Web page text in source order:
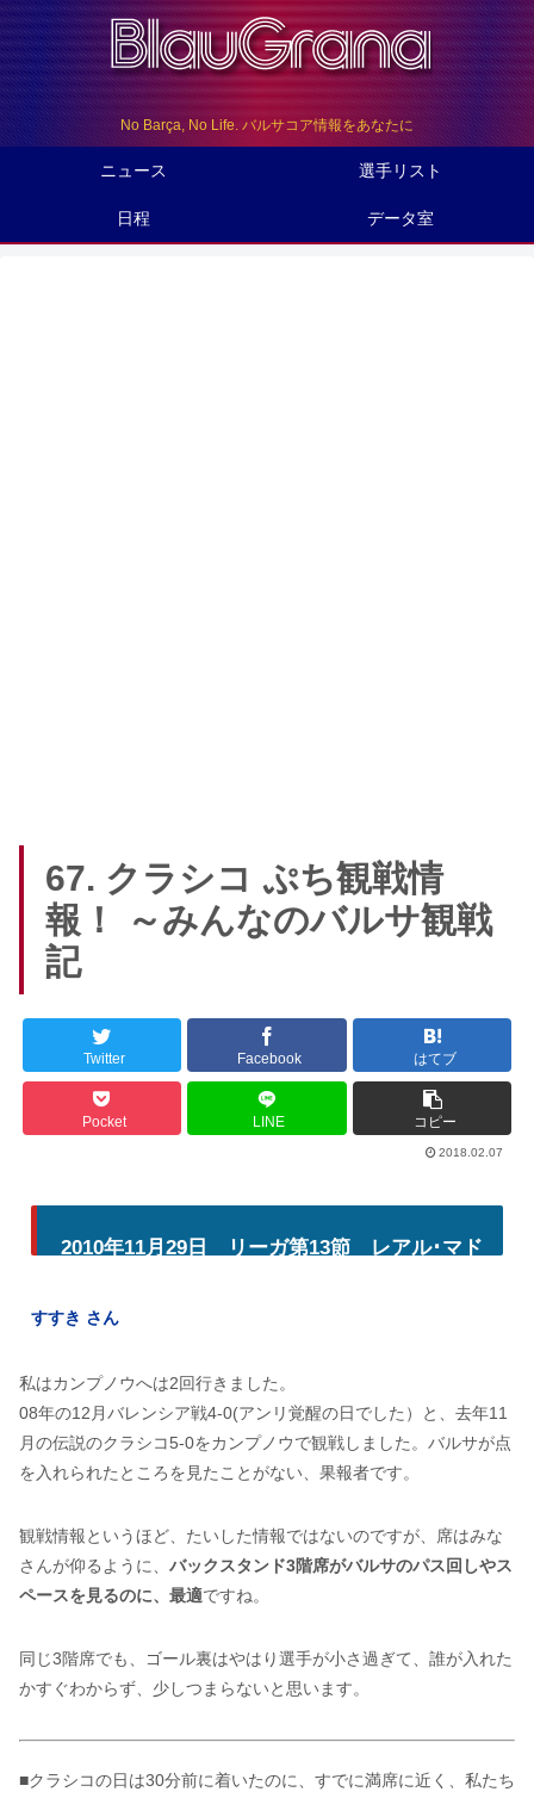
No Barça, No Life. バルサコア情報をあなたに
ニュース 選手リスト
日程 データ室
67. クラシコ ぷち観戦情
報！ ～みんなのバルサ観戦
記
Twitter Facebook はてブ
Pocket LINE コピー
2018.02.07
2010年11月29日 リーガ第13節 レアル･マド
すすき さん
私はカンプノウへは2回行きました。
08年の12月バレンシア戦4-0(アンリ覚醒の日でした）と、去年11
月の伝説のクラシコ5-0をカンプノウで観戦しました。バルサが点
を入れられたところを見たことがない、果報者です。
観戦情報というほど、たいした情報ではないのですが、席はみな
さんが仰るように、 バックスタンド3階席がバルサのパス回しやス
ペースを見るのに、最適ですね。
同じ3階席でも、ゴール裏はやはり選手が小さ過ぎて、誰が入れた
かすぐわからず、少しつまらないと思います。
■クラシコの日は30分前に着いたのに、すでに満席に近く、私たち